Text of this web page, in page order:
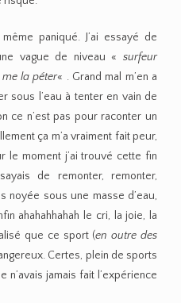
paniqué. J’ai essayé de
vague de niveau « surfeur
la péter« . Grand mal m’en a
sous l’eau à tenter en vain de
ce n’est pas pour raconter un
ça m’a vraiment fait peur,
le moment j’ai trouvé cette fin
de remonter, remonter,
noyée sous une masse d’eau,
ahahahhahah le cri, la joie, la
que ce sport (en outre des
Certes, plein de sports
jamais fait l’expérience